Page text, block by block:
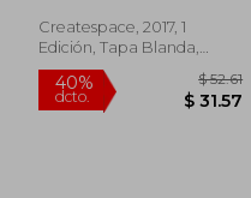
dcto.
Createspace, 2017, 1
Edición, Tapa Blanda,
Nuevo